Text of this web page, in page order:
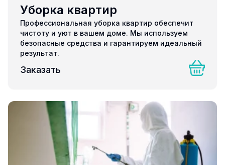
Уборка квартир
Профессиональная уборка квартир обеспечит
чистоту и уют в вашем доме. Мы используем
безопасные средства и гарантируем идеальный
результат.
Заказать